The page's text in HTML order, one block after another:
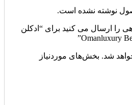
نوشته نشده است.
را ارسال می کنید برای “ادکلن
شد. بخش‌های موردنیاز